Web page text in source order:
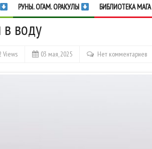
РУНЫ. ОГАМ. ОРАКУЛЫ БИБЛИОТЕКА МАГА
в воду
Views 03 мая, 2025 Нет комментариев